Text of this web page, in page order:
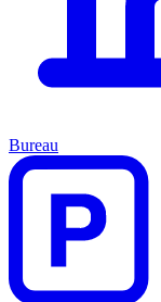
Bureau